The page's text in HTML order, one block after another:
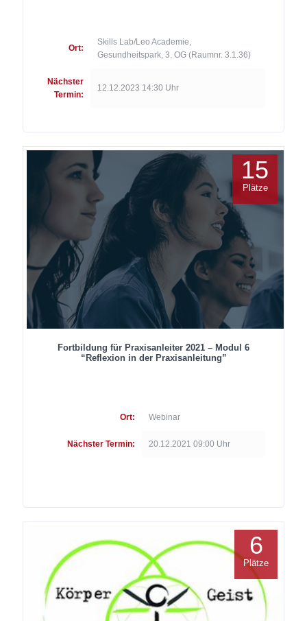
Ort:
Skills Lab/Leo Academie,
Gesundheitspark, 3. OG (Raumnr. 3.1.36)
Nächster
Termin:
12.12.2023 14:30 Uhr
Fortbildung für Praxisanleiter 2021 – Modul 6
“Reflexion in der Praxisanleitung”
Ort: Webinar
Nächster Termin: 20.12.2021 09:00 Uhr
15
Plätze
6
Plätze